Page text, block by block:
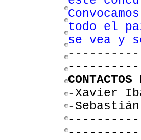
todo el
se vea y
-Xavier
-